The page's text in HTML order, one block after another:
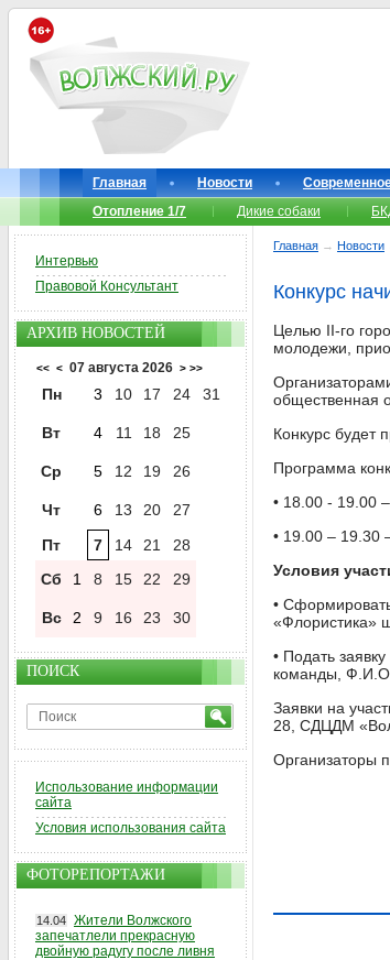
Главная Новости
Отопление 1/7
Дикие собаки
Главная → Новости
Конкурс
Целью II-го
молодежи,
общественная
Конкурс будет
Программа
• 18.00 - 19.00
• 19.00 – 19.30
Условия
•
«Флористика»
• Подать
команды, Ф.И.О.
Заявки на
28, СДЦДМ
Организаторы
Интервью
Правовой Консультант
АРХИВ НОВОСТЕЙ
<< < 07 августа 2026 > >>
Пн 3 10 17 24 31
Вт 4 11 18 25
Ср 5 12 19 26
Чт 6 13 20
27
Пт
7 14 21
28
Сб
1 8 15 22 29
Вс 2 9 16 23 30
ПОИСК
Использование информации
сайта
Условия использования сайта
ФОТОРЕПОРТАЖИ
14.04 Жители Волжского
запечатлели прекрасную
двойную радугу после ливня